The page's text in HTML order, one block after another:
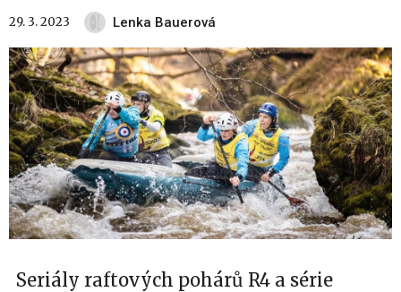
29. 3. 2023 Lenka Bauerová
Seriály raftových pohárů R4 a série